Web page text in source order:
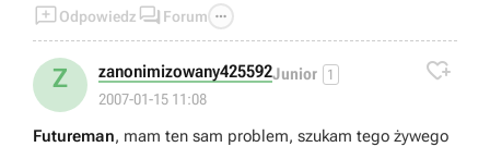
Odpowiedz  Forum 
Z zanonimizowany425592Junior 1
2007-01-15 11:08

Futureman, mam ten sam problem, szukam tego żywego